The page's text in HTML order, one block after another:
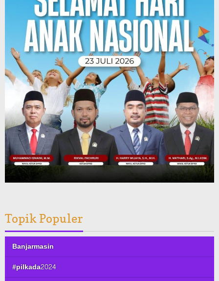
Topik Populer
Banjarmasin
#pilkada2024